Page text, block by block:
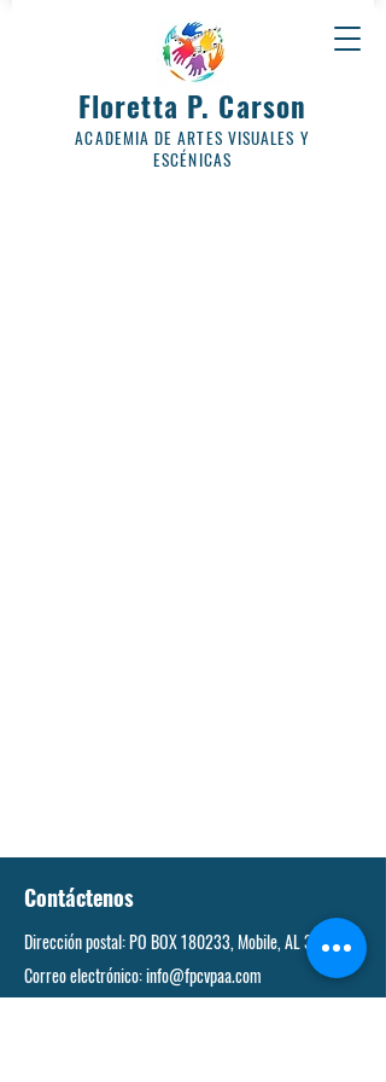
Floretta P. Carson
ACADEMIA DE ARTES VISUALES Y
ESCÉNICAS
Contáctenos
Dirección postal: PO BOX 180233, Mobile, AL 36618
Correo electrónico:info@fpcvpaa.com